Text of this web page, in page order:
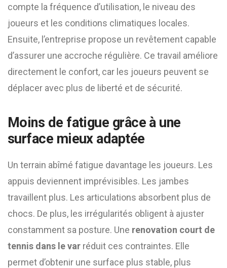
compte la fréquence d’utilisation, le niveau des
joueurs et les conditions climatiques locales.
Ensuite, l’entreprise propose un revêtement capable
d’assurer une accroche régulière. Ce travail améliore
directement le confort, car les joueurs peuvent se
déplacer avec plus de liberté et de sécurité.
Moins de fatigue grâce à une
surface mieux adaptée
Un terrain abîmé fatigue davantage les joueurs. Les
appuis deviennent imprévisibles. Les jambes
travaillent plus. Les articulations absorbent plus de
chocs. De plus, les irrégularités obligent à ajuster
constamment sa posture. Une renovation court de
tennis dans le var réduit ces contraintes. Elle
permet d’obtenir une surface plus stable, plus